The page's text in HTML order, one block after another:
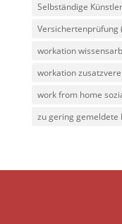
Selbständige
Versichertenprüfung
workation
workation
work from home
zu gering gemeldete